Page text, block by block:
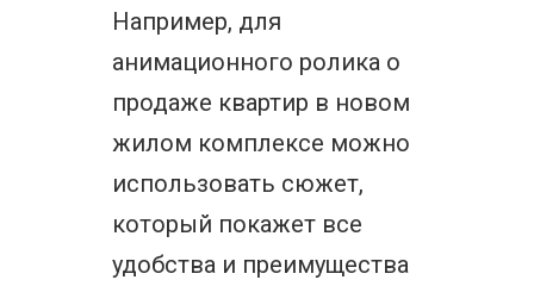
Например, для
анимационного ролика о
продаже квартир в новом
жилом комплексе можно
использовать сюжет,
который покажет все
удобства и преимущества